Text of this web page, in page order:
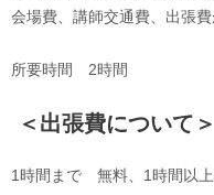
会場費、講師交通費、出張
所要時間 2時間
＜出張費について＞
1時間まで 無料、1時間以